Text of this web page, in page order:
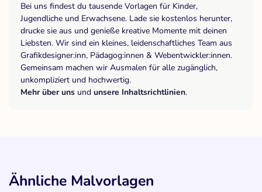
Bei uns findest du tausende Vorlagen für Kinder,
Jugendliche und Erwachsene. Lade sie kostenlos herunter,
drucke sie aus und genieße kreative Momente mit deinen
Liebsten. Wir sind ein kleines, leidenschaftliches Team aus
Grafikdesigner:inn, Pädagog:innen & Webentwickler:innen.
Gemeinsam machen wir Ausmalen für alle zugänglich,
unkompliziert und hochwertig.
Mehr über uns und unsere Inhaltsrichtlinien.
Ähnliche Malvorlagen